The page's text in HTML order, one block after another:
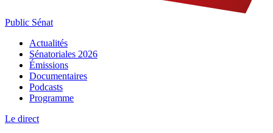
Public Sénat
Actualités
Sénatoriales 2026
Émissions
Documentaires
Podcasts
Programme
Le direct